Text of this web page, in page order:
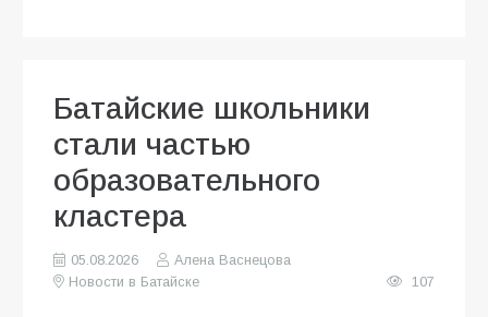
Батайские школьники
стали частью
образовательного
кластера
05.08.2026
Алена Васнецова
Новости в Батайске
107